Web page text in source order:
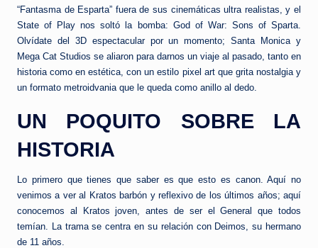
“Fantasma de Esparta” fuera de sus cinemáticas ultra realistas, y el
State of Play nos soltó la bomba: God of War: Sons of Sparta.
Olvídate del 3D espectacular por un momento; Santa Monica y
Mega Cat Studios se aliaron para darnos un viaje al pasado, tanto en
historia como en estética, con un estilo pixel art que grita nostalgia y
un formato metroidvania que le queda como anillo al dedo.
UN POQUITO SOBRE LA
HISTORIA
Lo primero que tienes que saber es que esto es canon. Aquí no
venimos a ver al Kratos barbón y reflexivo de los últimos años; aquí
conocemos al Kratos joven, antes de ser el General que todos
temían. La trama se centra en su relación con Deimos, su hermano
de 11 años.